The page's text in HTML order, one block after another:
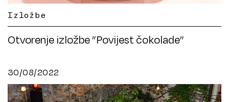
Izložbe
Otvorenje izložbe ”Povijest čokolade”
30/08/2022